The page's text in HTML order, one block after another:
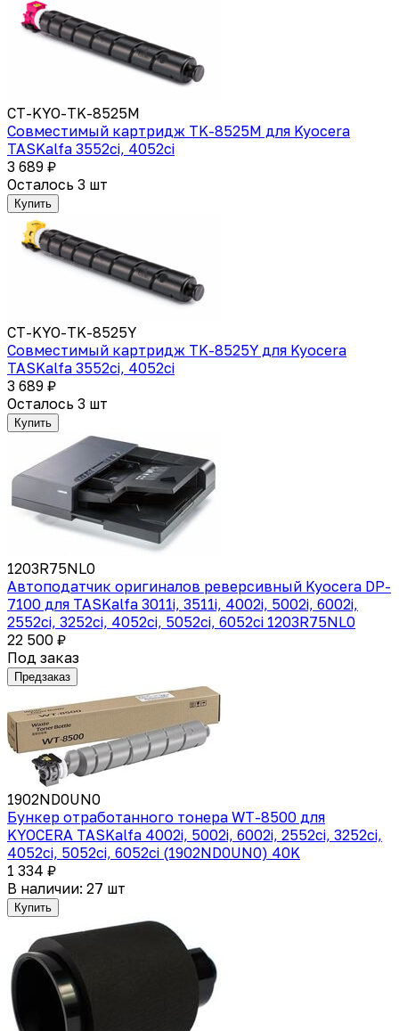
CT-KYO-TK-8525M
Совместимый картридж TK-8525M для Kyocera
TASKalfa 3552ci, 4052ci
3 689 ₽
Осталось 3 шт
Купить
CT-KYO-TK-8525Y
Совместимый картридж TK-8525Y для Kyocera
TASKalfa 3552ci, 4052ci
3 689 ₽
Осталось 3 шт
Купить
1203R75NL0
Автоподатчик оригиналов реверсивный Kyocera DP-
7100 для TASKalfa 3011i, 3511i, 4002i, 5002i, 6002i,
2552ci, 3252ci, 4052ci, 5052ci, 6052ci 1203R75NL0
22 500 ₽
Под заказ
Предзаказ
1902ND0UN0
Бункер отработанного тонера WT-8500 для
KYOCERA TASKalfa 4002i, 5002i, 6002i, 2552ci, 3252ci,
4052ci, 5052ci, 6052ci (1902ND0UN0) 40K
1 334 ₽
В наличии: 27 шт
Купить